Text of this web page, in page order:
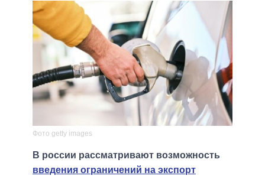
ВСЕ ПЕРСОНЫ
Фото getty images
В россии рассматривают возможность
введения ограничений на экспорт